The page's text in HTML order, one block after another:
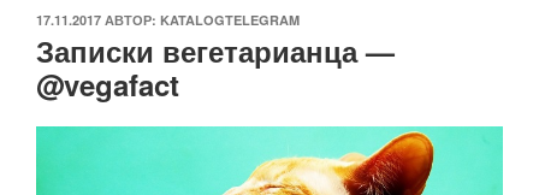
ОПУБЛИКОВАНО
17.11.2017 АВТОР: KATALOGTELEGRAM
Записки вегетарианца —
@vegafact